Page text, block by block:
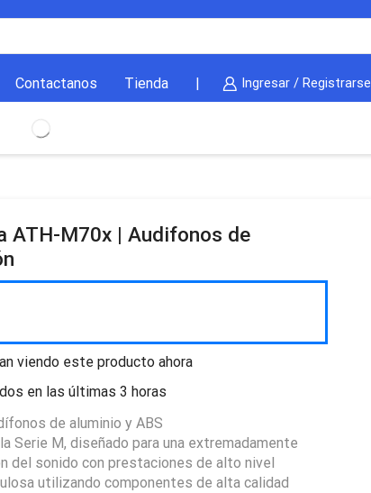
Contactanos Tienda Ingresar / Registrarse
ATH-M70x | Audifonos de
viendo este producto ahora
en las últimas 3 horas
de aluminio y ABS
Serie M, diseñado para una extremadamente
del sonido con prestaciones de alto nivel
utilizando componentes de alta calidad